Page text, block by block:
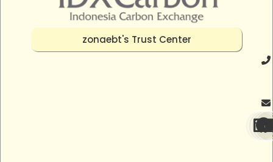
zonaebt's Trust Center